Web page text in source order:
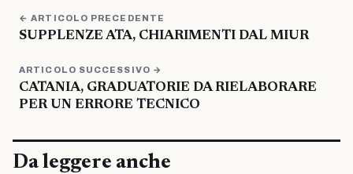
← ARTICOLO PRECEDENTE
SUPPLENZE ATA, CHIARIMENTI DAL MIUR
ARTICOLO SUCCESSIVO →
CATANIA, GRADUATORIE DA RIELABORARE
PER UN ERRORE TECNICO
Da leggere anche